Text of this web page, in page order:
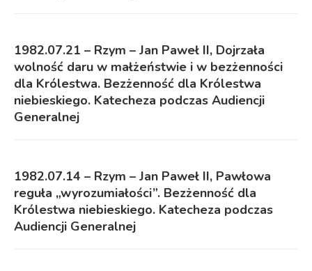
1982.07.21 – Rzym – Jan Paweł II, Dojrzała
wolność daru w małżeństwie i w bezżenności
dla Królestwa. Bezżenność dla Królestwa
niebieskiego. Katecheza podczas Audiencji
Generalnej
1982.07.14 – Rzym – Jan Paweł II, Pawłowa
reguła „wyrozumiałości”. Bezżenność dla
Królestwa niebieskiego. Katecheza podczas
Audiencji Generalnej